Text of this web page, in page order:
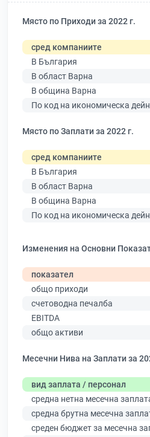
Място по Приходи за 2022 г.
сред компаниите
В България
В област Варна
В община Варна
По код на икономическа
Място по Заплати за 2022 г.
сред компаниите
В България
В област Варна
В община Варна
По код на икономическа
Изменения на Основни
показател
общо приходи
счетоводна печалба
EBITDA
общо активи
Месечни Нива на Заплати за
вид заплата / персонал
средна нетна месечна
средна брутна месечна
среден бюджет за месечна